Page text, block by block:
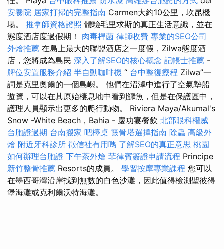
安養院 居家打掃的完整指南 Carmen大約10公里，坎昆機
場。 推拿師資格證照 體驗毛里求斯的真正生活意識，並在
態度酒店度過假期！ 肉毒桿菌 律師收費 專業的SEO公司
外燴推薦 在島上最大的聯盟酒店之一度假，Zilwa態度酒
店，您將成為島民 深入了解SEO的核心概念 記帳士推薦 -
牌位安置服務介紹 半自動咖啡機 “ 台中整復療程 Zilwa”一
詞是克里奧爾的一個島嶼。 他們在沼澤中進行了空氣墊船
遊覽，可以在其原始棲息地中看到鱷魚，但是在保護區中，
護理人員顯示出更多的爬行動物。 Riviera Maya/Akumal's
Snow -White Beach，Bahia - 慶功宴餐飲 北部眼科權威
台胞證過期 台南搬家 吧檯桌 靈骨塔選擇指南 除蟲 高級外
燴 附近牙科診所 徵信社有用嗎 了解SEO的真正意思 桃園
如何辦理台胞證 下午茶外燴 菲律賓簽證申請流程 Principe
新竹整骨推薦 Resorts的成員。 學習按摩專業課程 您可以
在墨西哥灣沿岸找到無數的白色沙灘，因此值得檢測聖彼得
堡海灘或克利爾沃特海灘。